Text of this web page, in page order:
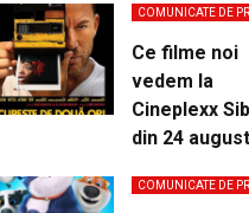
COMUNICATE DE
Ce filme noi
vedem la
Cineplexx
din 24 august
COMUNICATE DE